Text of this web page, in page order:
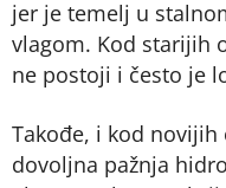
jer je temelj u
vlagom. Kod starijih
ne postoji i često je
Takođe, i kod novijih
dovoljna pažnja